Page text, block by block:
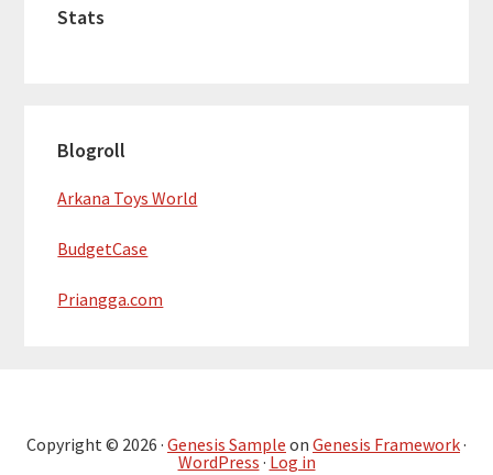
Stats
Blogroll
Arkana Toys World
BudgetCase
Priangga.com
Copyright © 2026 · Genesis Sample on Genesis Framework·
WordPress · Log in